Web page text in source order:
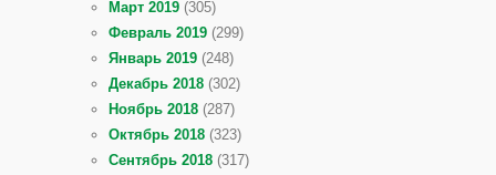
Март 2019 (305)
Февраль 2019 (299)
Январь 2019 (248)
Декабрь 2018 (302)
Ноябрь 2018 (287)
Октябрь 2018 (323)
Сентябрь 2018 (317)